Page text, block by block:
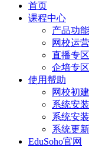
首页
课程中心
产品功能
网校运营
直播专区
企培专区
使用帮助
网校初
系统安
系统安
系统更
EduSoho官网